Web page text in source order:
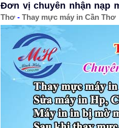
Đơn vị chuyên nhận nạp
Thơ - Thay mực máy in Cần Thơ